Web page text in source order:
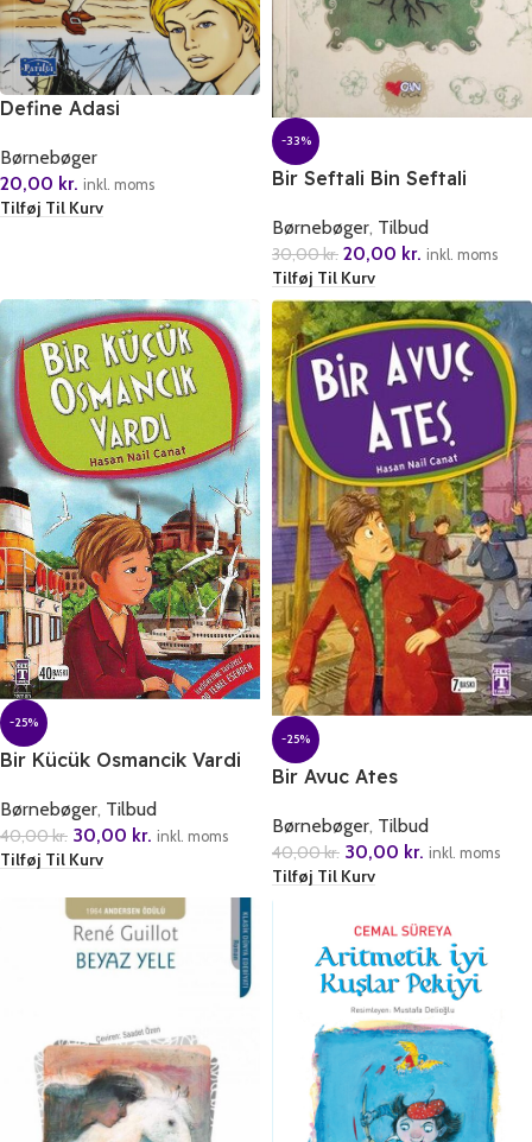
Define Adasi
Børnebøger
20,00 kr. inkl. moms
Tilføj Til Kurv
-33%
Bir Seftali Bin Seftali
Børnebøger, Tilbud
30,00kr. 20,00 kr. inkl. moms
Tilføj Til Kurv
-25%
Bir Kücük Osmancik Vardi
Børnebøger, Tilbud
40,00kr. 30,00 kr. inkl. moms
Tilføj Til Kurv
-25%
Bir Avuc Ates
Børnebøger, Tilbud
40,00kr. 30,00 kr. inkl. moms
Tilføj Til Kurv